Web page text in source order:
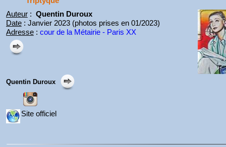
Auteur: Quentin Duroux
Date: Janvier 2023 (photos prises en 01/2023)
Adresse: cour de la Métairie - Paris XX
Quentin Duroux
Site officiel